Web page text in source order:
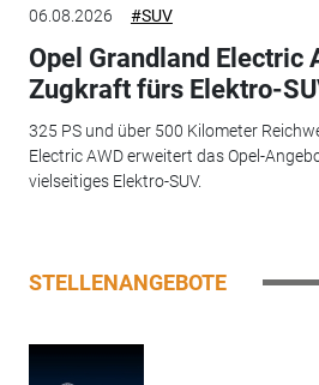
06.08.2026 #SUV
Opel Grandland Electric
Zugkraft fürs Elektro-
325 PS und über 500 Kilometer
Electric AWD erweitert das Opel-
vielseitiges Elektro-SUV.
STELLENANGEBOTE